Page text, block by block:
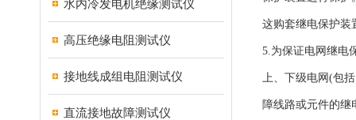
水内冷发电机绝缘测试仪
高压绝缘电阻测试仪
接地线成组电阻测试仪
直流接地故障测试仪
这购套继电保护
5.为保证电网继电
上、下级电网(包
障线路或元件的